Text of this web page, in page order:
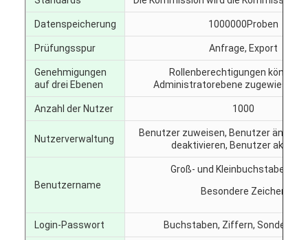
Datenspeicherung 1000000Proben
Prüfungsspur Anfrage, Export
Genehmigungen
auf drei Ebenen
Rollenberechtigungen können
Administratorebene zugewiesen
Anzahl der Nutzer 1000
Nutzerverwaltung
Benutzer zuweisen, Benutzer
deaktivieren, Benutzer
Benutzername
Groß- und Kleinbuchstaben,
Besondere Zeichen
Login-Passwort Buchstaben, Ziffern,